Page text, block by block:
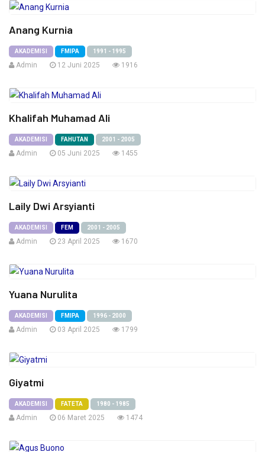
Anang Kurnia
AKADEMISI FMIPA 1991 - 1995
Admin 12 Juni 2025 1916
Khalifah Muhamad Ali
AKADEMISI FAHUTAN 2001 - 2005
Admin 05 Juni 2025 1455
Laily Dwi Arsyianti
AKADEMISI FEM 2001 - 2005
Admin 23 April 2025 1670
Yuana Nurulita
AKADEMISI FMIPA 1996 - 2000
Admin 03 April 2025 1799
Giyatmi
AKADEMISI FATETA 1980 - 1985
Admin 06 Maret 2025 1474